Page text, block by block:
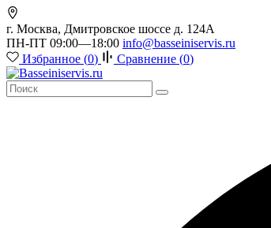
г. Москва, Дмитровское шоссе д. 124А
ПН-ПТ 09:00—18:00 info@basseiniservis.ru
Избранное (0) Сравнение (0)